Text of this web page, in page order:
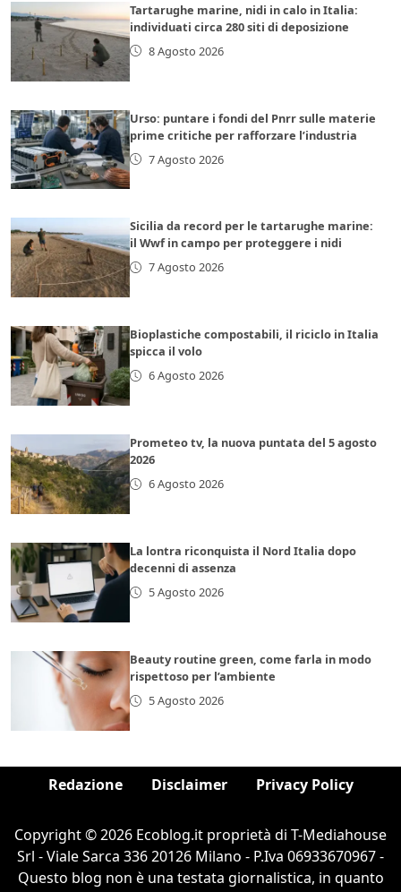
Tartarughe marine, nidi in calo in Italia:
individuati circa 280 siti di deposizione
8 Agosto 2026
Urso: puntare i fondi del Pnrr sulle materie
prime critiche per rafforzare l’industria
7 Agosto 2026
Sicilia da record per le tartarughe marine:
il Wwf in campo per proteggere i nidi
7 Agosto 2026
Bioplastiche compostabili, il riciclo in Italia
spicca il volo
6 Agosto 2026
Prometeo tv, la nuova puntata del 5 agosto
2026
6 Agosto 2026
La lontra riconquista il Nord Italia dopo
decenni di assenza
5 Agosto 2026
Beauty routine green, come farla in modo
rispettoso per l’ambiente
5 Agosto 2026
Redazione Disclaimer Privacy Policy
Copyright © 2026 Ecoblog.it proprietà di T-Mediahouse
Srl - Viale Sarca 336 20126 Milano - P.Iva 06933670967 -
Questo blog non è una testata giornalistica, in quanto